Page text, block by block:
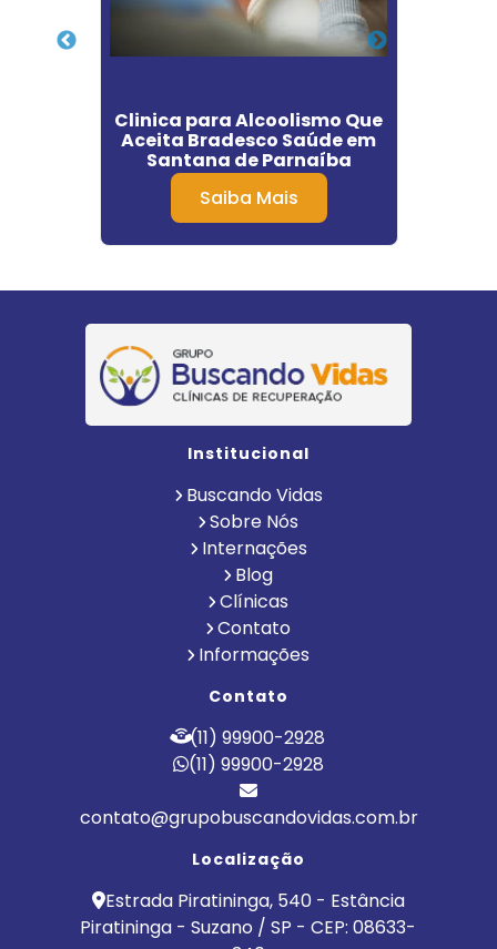
Clinica para Alcoolismo Que
Aceita Bradesco Saúde em
Santana de Parnaíba
Saiba Mais
Institucional
Buscando Vidas
Sobre Nós
Internações
Blog
Clínicas
Contato
Informações
Contato
(11) 99900-2928
(11) 99900-2928
contato@grupobuscandovidas.com.br
Localização
Estrada Piratininga, 540 - Estância
Piratininga - Suzano / SP - CEP: 08633-